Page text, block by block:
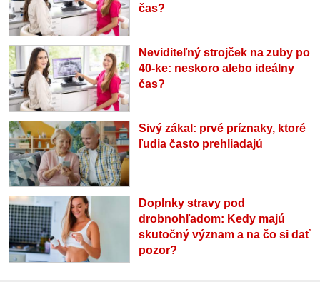
čas?
Neviditeľný strojček na zuby po
40-ke: neskoro alebo ideálny
čas?
Sivý zákal: prvé príznaky, ktoré
ľudia často prehliadajú
Doplnky stravy pod
drobnohľadom: Kedy majú
skutočný význam a na čo si dať
pozor?